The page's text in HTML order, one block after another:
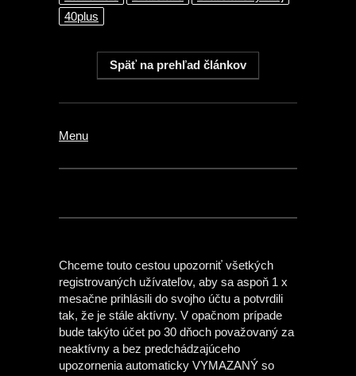
40plus
Menu
Chceme touto cestou upozorniť všetkých
registrovaných užívateľov, aby sa aspoň 1 x
mesačne prihlásili do svojho účtu a potvrdili
tak, že je stále aktívny. V opačnom prípade
bude takýto účet po 30 dňoch považovaný za
neaktívny a bez predchádzajúceho
upozornenia automaticky VYMAZANÝ so